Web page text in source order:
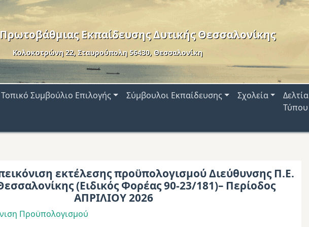
Εκπαίδευσης Δυτικής Θεσσαλονίκης
Κολοκοτρώνη 22, Σταυρούπολη 56430, Θεσσαλονίκη
Τοπικό Συμβούλιο Επιλογής Σύμβουλοι Εκπαίδευσης Σχολεία
Δελτία
Τύπου
εκτέλεσης προϋπολογισμού Διεύθυνσης Π.Ε.
(Ειδικός Φορέας 90-23/181)– Περίοδος
ΑΠΡΙΛΙΟΥ 2026
Προϋπολογισμού